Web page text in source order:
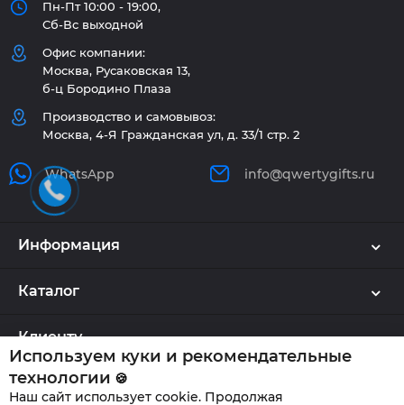
Пн-Пт 10:00 - 19:00,
Сб-Вс выходной
Офис компании:
Москва, Русаковская 13,
б-ц Бородино Плаза
Производство и самовывоз:
Москва, 4-Я Гражданская ул, д. 33/1 стр. 2
WhatsApp info@qwertygifts.ru
Информация
Каталог
Клиенту
QWERTYGIFTS © 2026
Используем куки и рекомендательные
технологии 🍪
Наш сайт использует cookie. Продолжая